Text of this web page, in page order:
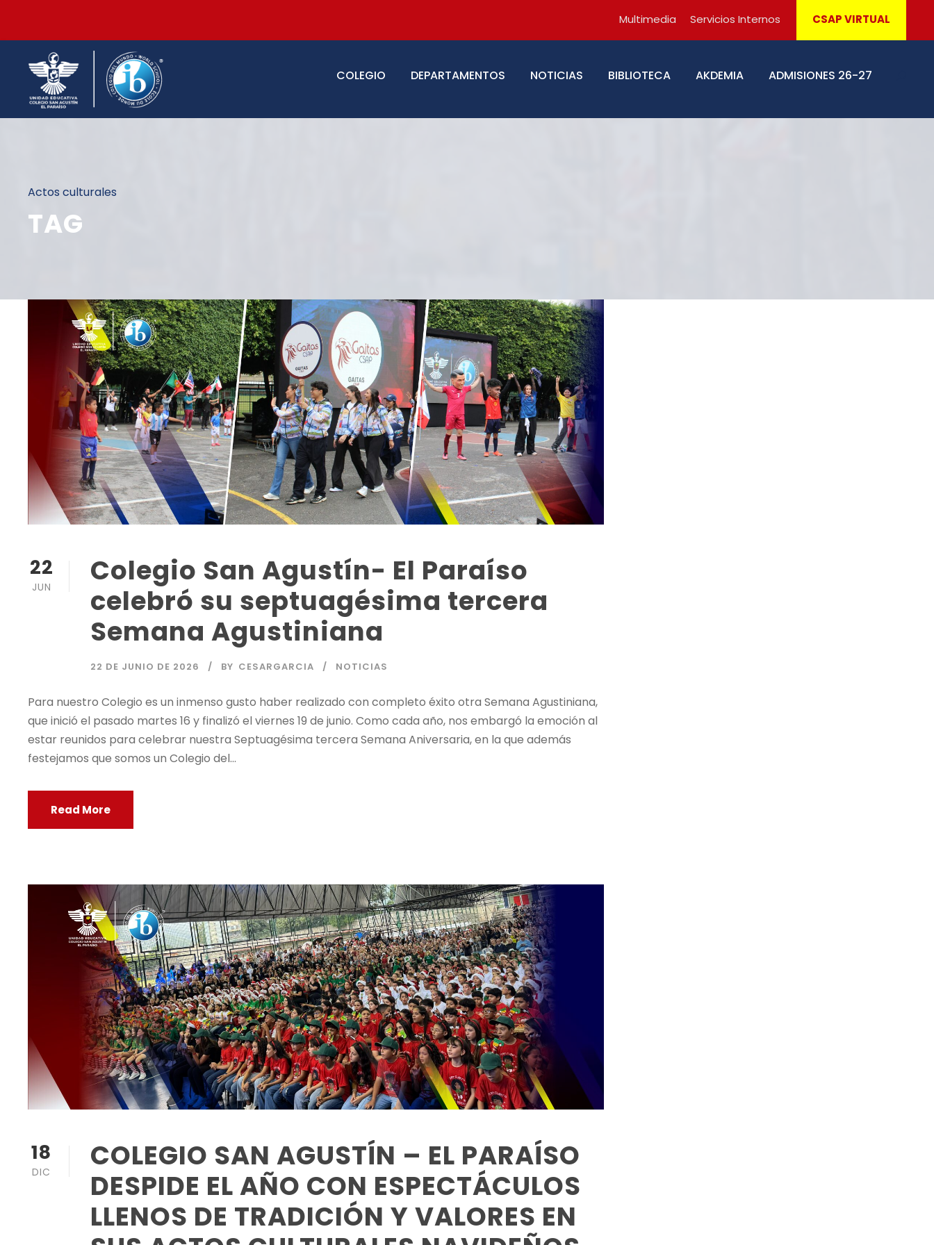
Multimedia Servicios Internos CSAP VIRTUAL
COLEGIO DEPARTAMENTOS NOTICIAS BIBLIOTECA AKDEMIA ADMISIONES 26-27
Actos culturales
TAG
22
JUN
Colegio San Agustín- El Paraíso
celebró su septuagésima tercera
Semana Agustiniana
22 DE JUNIO DE 2026 BY CESARGARCIA NOTICIAS
Para nuestro Colegio es un inmenso gusto haber realizado con completo éxito otra Semana Agustiniana,
que inició el pasado martes 16 y finalizó el viernes 19 de junio. Como cada año, nos embargó la emoción al
estar reunidos para celebrar nuestra Septuagésima tercera Semana Aniversaria, en la que además
festejamos que somos un Colegio del...
Read More
18
DIC
COLEGIO SAN AGUSTÍN – EL PARAÍSO
DESPIDE EL AÑO CON ESPECTÁCULOS
LLENOS DE TRADICIÓN Y VALORES EN